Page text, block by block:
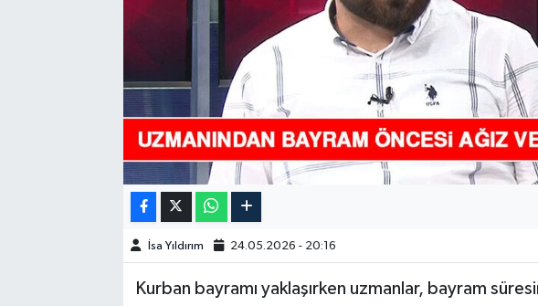
İsa Yıldırım 24.05.2026 - 20:16
Kurban bayramı yaklaşırken uzmanlar, bayram
MAGAZİN
ÖZEL HABER